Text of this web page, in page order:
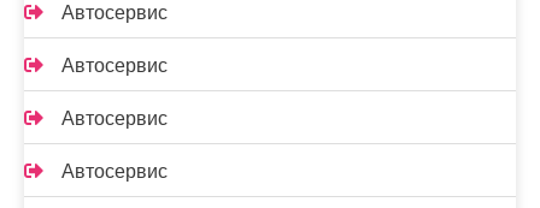
Автосервис
Автосервис
Автосервис
Автосервис